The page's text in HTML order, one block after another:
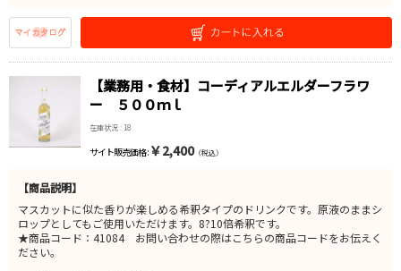
【業務用・食材】コーディアルエルダーフラワ
ー ５００ｍｌ
在庫状況 : 18
サイト販売価格 : ￥2,400（税込）
【商品説明】
マスカットに似た香りが楽しめる希釈タイプのドリンクです。原液のままシ
ロップとしてもご使用いただけます。8?10倍希釈です。
★商品コード：41084 お問い合わせの際はこちらの商品コードをお伝えく
ださい。